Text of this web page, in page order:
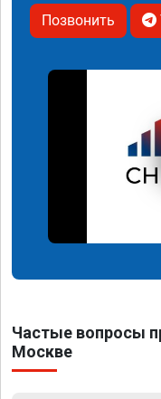
Позвонить
Частые вопросы
Москве